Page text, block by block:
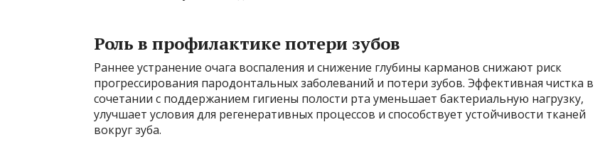
Роль в профилактике потери зубов
Раннее устранение очага воспаления и снижение глубины карманов снижают риск
прогрессирования пародонтальных заболеваний и потери зубов. Эффективная чистка в
сочетании с поддержанием гигиены полости рта уменьшает бактериальную нагрузку,
улучшает условия для регенеративных процессов и способствует устойчивости тканей
вокруг зуба.